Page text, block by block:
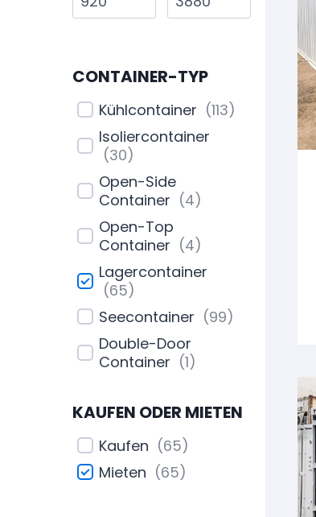
CONTAINER-TYP
Kühlcontainer (113)
Isoliercontainer
(30)
Open-Side
Container (4)
Open-Top
Container (4)
Lagercontainer
(65)
Seecontainer (99)
Double-Door
Container (1)
Bürocontainer (5)
Baucontainer
Duschcontainer
KAUFEN ODER MIETEN
Kaufen (65)
Mieten (65)